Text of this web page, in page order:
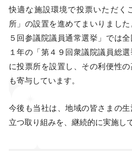
快適な施設環境で投票いただく
所」の設置を進めてまいりまし
５回参議院議員通常選挙」では
１年の「第４９回衆議院議員総
に投票所を設置し、その利便性
も寄与しています。
今後も当社は、地域の皆さまの
立つ取り組みを、継続的に実施し